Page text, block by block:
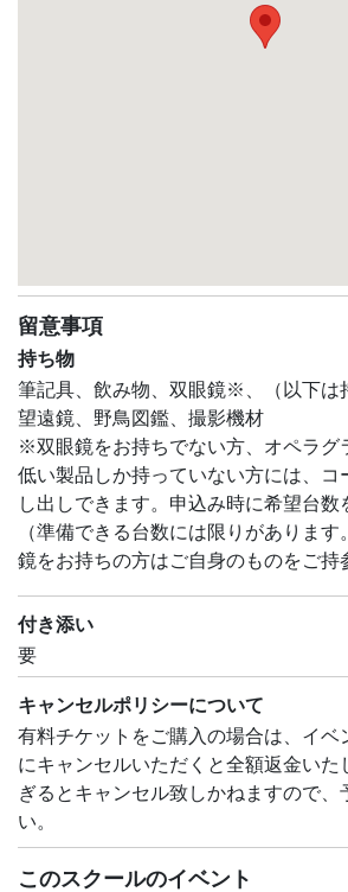
留意事項
持ち物
筆記具、飲み物、双眼鏡※、（以下は
望遠鏡、野鳥図鑑、撮影機材
※双眼鏡をお持ちでない方、オペラグ
低い製品しか持っていない方には、
し出しできます。申込み時に希望台
（準備できる台数には限りがありま
鏡をお持ちの方はご自身のものをご持
付き添い
要
キャンセルポリシーについて
有料チケットをご購入の場合は、イ
にキャンセルいただくと全額返金い
ぎるとキャンセル致しかねますので、
い。
このスクールのイベント